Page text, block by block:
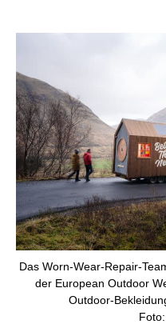
Das Worn-Wear-Repair-
der European Outdoor
Outdoor-